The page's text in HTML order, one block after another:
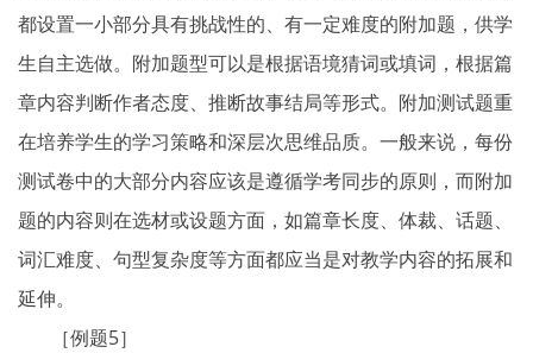
都设置一小部分具有挑战性的、有一定难度的附加题，供学
生自主选做。附加题型可以是根据语境猜词或填词，根据篇
章内容判断作者态度、推断故事结局等形式。附加测试题重
在培养学生的学习策略和深层次思维品质。一般来说，每份
测试卷中的大部分内容应该是遵循学考同步的原则，而附加
题的内容则在选材或设题方面，如篇章长度、体裁、话题、
词汇难度、句型复杂度等方面都应当是对教学内容的拓展和
延伸。
［例题5］